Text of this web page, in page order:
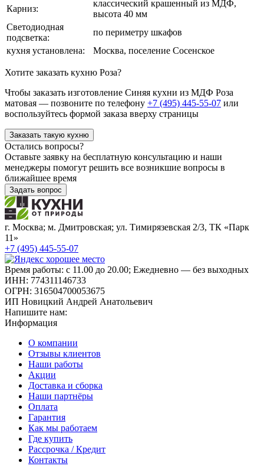
Карниз:
классический крашенный из МДФ,
высота 40 мм
Светодиодная
подсветка:
по периметру шкафов
кухня установлена:
Москва, поселение Сосенское
Хотите заказать кухню Роза?
Чтобы заказать изготовление Синяя кухни из МДФ Роза
матовая — позвоните по телефону +7 (495) 445-55-07 или
воспользуйтесь формой заказа вверху страницы
Заказать такую кухню
Остались вопросы?
Оставьте заявку на бесплатную консультацию и наши
менеджеры помогут решить все возникшие вопросы в
ближайшее время
Задать вопрос
г. Москва; м. Дмитровская; ул. Тимирязевская 2/3, ТК «Парк
11»
+7 (495) 445-55-07
Время работы: с 11.00 до 20.00; Ежедневно — без выходных
ИНН: 774311146733
ОГРН: 316504700053675
ИП Новицкий Андрей Анатольевич
Напишите нам:
Информация
О компании
Отзывы клиентов
Наши работы
Акции
Доставка и сборка
Наши партнёры
Оплата
Гарантия
Как мы работаем
Где купить
Рассрочка / Кредит
Контакты